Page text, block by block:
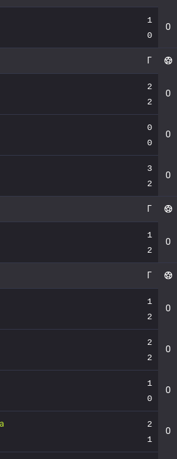
1
0
0
Г
2
2
0
0
0
0
3
2
0
Г
1
2
0
Г
1
2
0
2
2
0
1
0
0
2
1
0